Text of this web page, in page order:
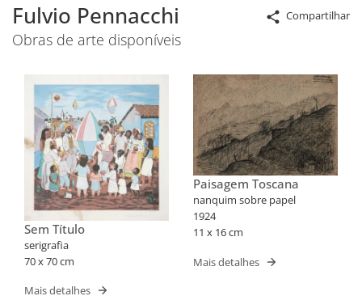
Compartilhar
Fulvio Pennacchi
Obras de arte disponíveis
Sem Título
serigrafia
70 x 70 cm
Mais detalhes
Paisagem Toscana
nanquim sobre papel
1924
11 x 16 cm
Mais detalhes